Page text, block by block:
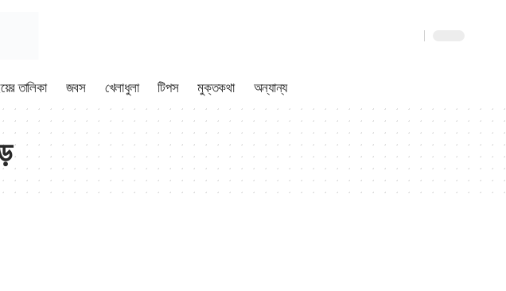
তালিকা জবস খেলাধুলা টিপস মুক্তকথা অন্যান্য